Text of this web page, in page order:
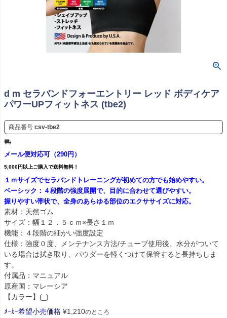
d m セラバンドフォーエントリー レッド ボディケア
パワーUPフィットネス (tbe2)
商品番号 csv-tbe2
メール便対応可（290円）
5,000円以上ご購入で送料無料！
１ｍサイズでセラバンドトレーニングが初めての方でも始めやすい。
ベーシック：４段階の強度展開で、目的に合わせて選びやすい。
握りやすい帯状で、全身のあらゆる部位のエクササイズに対応。
素材：天然ゴム
サイズ：幅１２．５ｃｍ×長さ１ｍ
機能：４段階の細かい強度設定
仕様：強度０度、メンテナンス方法/チューブ使用後、水分がついて
いる場合は拭き取り、パウダーを軽くつけて保管すると長持ちしま
す。
付属品：マニュアル
原産国：マレーシア
【カラー】(_)
ﾒｰｶｰ希望小売価格 ¥1,210のところ